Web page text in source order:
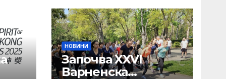
НОВИНИ
Започва XXVI
Варненска